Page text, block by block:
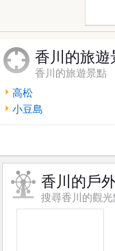
香川的旅遊
香川的旅遊景點
高松
小豆島
香川的戶
搜尋香川的觀